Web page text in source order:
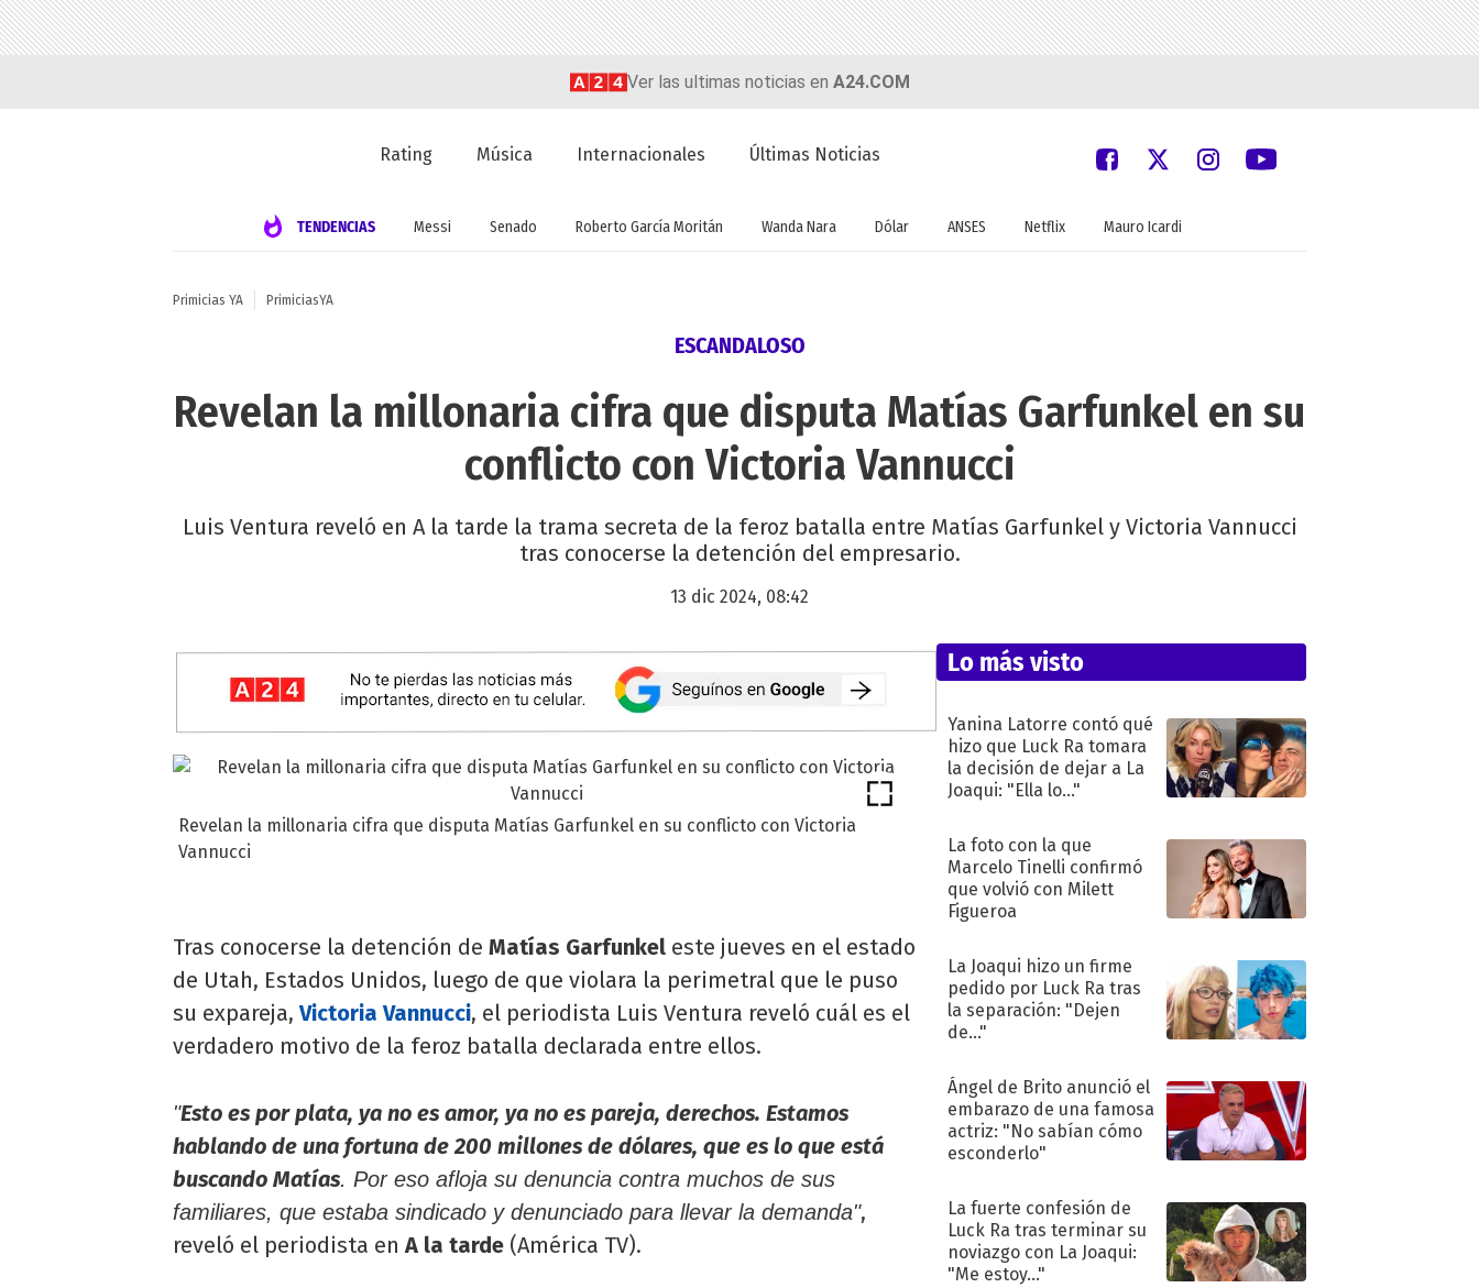
Ver las ultimas noticias en A24.COM
Rating Música Internacionales Últimas Noticias
TENDENCIAS Messi Senado Roberto García Moritán Wanda Nara Dólar ANSES Netflix Mauro Icardi
Primicias YA PrimiciasYA
ESCANDALOSO
Revelan la millonaria cifra que disputa Matías Garfunkel en su
conflicto con Victoria Vannucci
Luis Ventura reveló en A la tarde la trama secreta de la feroz batalla entre Matías Garfunkel y Victoria Vannucci
tras conocerse la detención del empresario.
13 dic 2024, 08:42
Revelan la millonaria cifra que disputa Matías Garfunkel en su conflicto con Victoria
Vannucci
Tras conocerse la detención de Matías Garfunkel este jueves en el estado
de Utah, Estados Unidos, luego de que violara la perimetral que le puso
su expareja, Victoria Vannucci, el periodista Luis Ventura reveló cuál es el
verdadero motivo de la feroz batalla declarada entre ellos.
"Esto es por plata, ya no es amor, ya no es pareja, derechos. Estamos
hablando de una fortuna de 200 millones de dólares, que es lo que está
buscando Matías. Por eso afloja su denuncia contra muchos de sus
familiares, que estaba sindicado y denunciado para llevar la demanda",
reveló el periodista enA la tarde (América TV).
Lo más visto
Yanina Latorre contó qué
hizo que Luck Ra tomara
la decisión de dejar a La
Joaqui: "Ella lo..."
La foto con la que
Marcelo Tinelli confirmó
que volvió con Milett
Figueroa
La Joaqui hizo un firme
pedido por Luck Ra tras
la separación: "Dejen
de..."
Ángel de Brito anunció el
embarazo de una famosa
actriz: "No sabían cómo
esconderlo"
La fuerte confesión de
Luck Ra tras terminar su
noviazgo con La Joaqui:
"Me estoy..."